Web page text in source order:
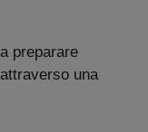
preparare
una